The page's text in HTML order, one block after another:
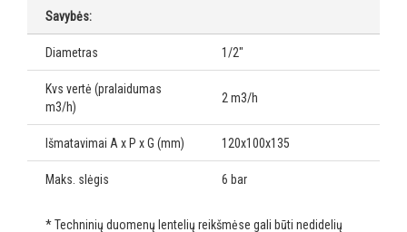
Savybės:
Diametras 1/2"
Kvs vertė (pralaidumas
m3/h)
2 m3/h
Išmatavimai A x P x G (mm) 120x100x135
Maks. slėgis 6 bar
* Techninių duomenų lentelių reikšmėse gali būti nedidelių